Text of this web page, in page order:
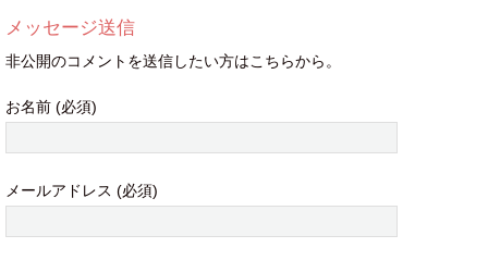
メッセージ送信
非公開のコメントを送信したい方はこちらから。
お名前 (必須)
メールアドレス (必須)